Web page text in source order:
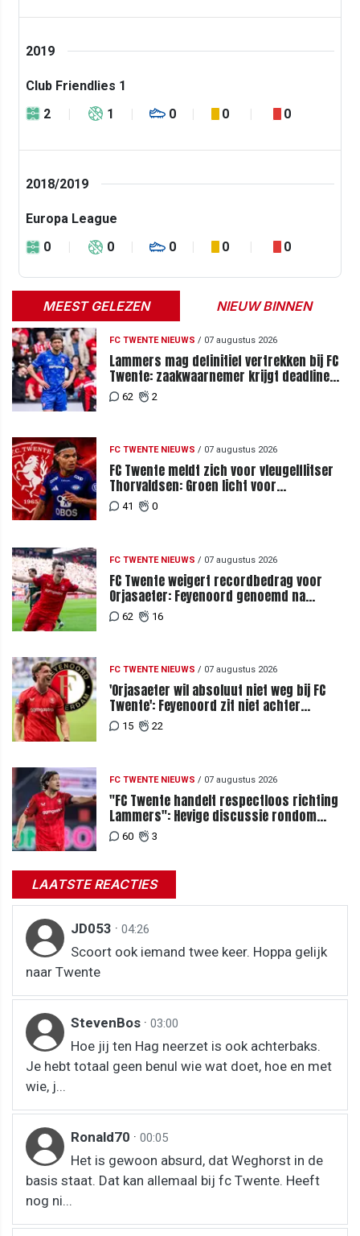
2019
Club Friendlies 1
2
1 0 0 0
2018/2019
Europa League
0
0 0 0 0
MEEST GELEZEN NIEUW BINNEN
FC TWENTE NIEUWS / 07 augustus 2026
Lammers mag definitief vertrekken bij FC
Twente: zaakwaarnemer krijgt deadline
vanwege komst vervanger
62 2
FC TWENTE NIEUWS / 07 augustus 2026
FC Twente meldt zich voor vleugelflitser
Thorvaldsen: Groen licht voor
miljoenenbod
41 0
FC TWENTE NIEUWS / 07 augustus 2026
FC Twente weigert recordbedrag voor
Orjasaeter: Feyenoord genoemd na
megabod
62 16
FC TWENTE NIEUWS / 07 augustus 2026
'Orjasaeter wil absoluut niet weg bij FC
Twente': Feyenoord zit niet achter
recordbod
15 22
FC TWENTE NIEUWS / 07 augustus 2026
"FC Twente handelt respectloos richting
Lammers": Hevige discussie rondom
degradatie tot derde spits
60 3
LAATSTE REACTIES
JD053 · 04:26
Scoort ook iemand twee keer. Hoppa gelijk
naar Twente
StevenBos · 03:00
Hoe jij ten Hag neerzet is ook achterbaks.
Je hebt totaal geen benul wie wat doet, hoe en met
wie, j...
Ronald70 · 00:05
Het is gewoon absurd, dat Weghorst in de
basis staat. Dat kan allemaal bij fc Twente. Heeft
nog ni...